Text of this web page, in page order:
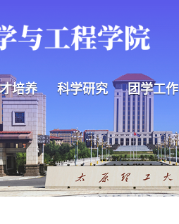
培养 科学研究 团学工作